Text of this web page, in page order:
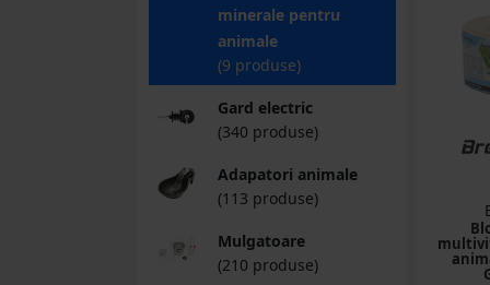
minerale pentru
animale
(9 produse)
Gard electric
(340 produse)
Adapatori animale
(113 produse)
Mulgatoare
(210 produse)